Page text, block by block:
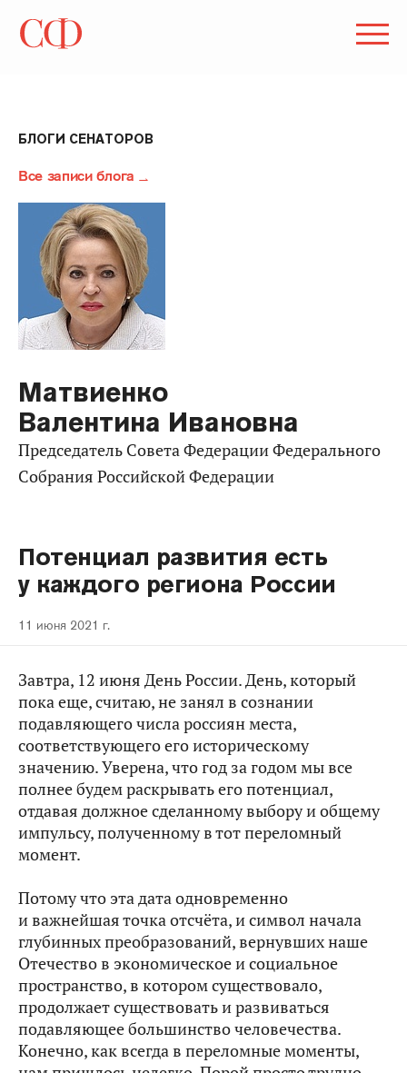
БЛОГИ СЕНАТОРОВ
Все записи блога
Матвиенко
Валентина Ивановна
Председатель Совета Федерации Федерального
Собрания Российской Федерации
Потенциал развития есть
у каждого региона России
11 июня 2021 г.
Завтра, 12 июня День России. День, который
пока еще, считаю, не занял в сознании
подавляющего числа россиян места,
соответствующего его историческому
значению. Уверена, что год за годом мы все
полнее будем раскрывать его потенциал,
отдавая должное сделанному выбору и общему
импульсу, полученному в тот переломный
момент.
Потому что эта дата одновременно
и важнейшая точка отсчёта, и символ начала
глубинных преобразований, вернувших наше
Отечество в экономическое и социальное
пространство, в котором существовало,
продолжает существовать и развиваться
подавляющее большинство человечества.
Конечно, как всегда в переломные моменты,